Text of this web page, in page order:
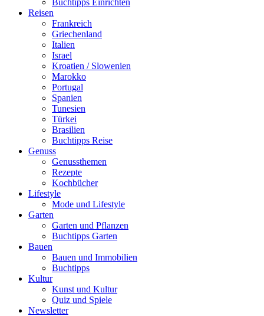
Buchtipps Einrichten
Reisen
Frankreich
Griechenland
Italien
Israel
Kroatien / Slowenien
Marokko
Portugal
Spanien
Tunesien
Türkei
Brasilien
Buchtipps Reise
Genuss
Genussthemen
Rezepte
Kochbücher
Lifestyle
Mode und Lifestyle
Garten
Garten und Pflanzen
Buchtipps Garten
Bauen
Bauen und Immobilien
Buchtipps
Kultur
Kunst und Kultur
Quiz und Spiele
Newsletter